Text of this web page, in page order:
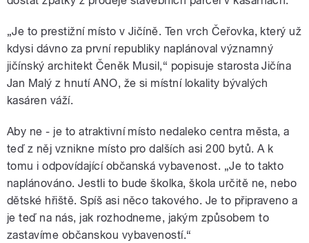
„Je to prestižní místo v Jičíně. Ten vrch Čeřovka, který už
kdysi dávno za první republiky naplánoval významný
jičínský architekt Čeněk Musil,“ popisuje starosta Jičína
Jan Malý z hnutí ANO, že si místní lokality bývalých
kasáren váží.
Aby ne - je to atraktivní místo nedaleko centra města, a
teď z něj vznikne místo pro dalších asi 200 bytů. A k
tomu i odpovídající občanská vybavenost. „Je to takto
naplánováno. Jestli to bude školka, škola určitě ne, nebo
dětské hřiště. Spíš asi něco takového. Je to připraveno a
je teď na nás, jak rozhodneme, jakým způsobem to
zastavíme občanskou vybaveností.“